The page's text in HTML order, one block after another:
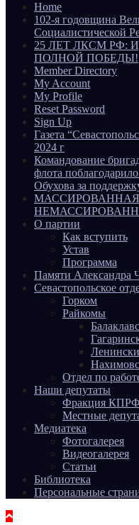
Home
102-я годовщина
Социалистической
25 ЛЕТ ЛКСМ РФ:
ПОЛНОЙ ПОБЕДЫ!
Member Directory
My Account
My Profile
Reset Password
Sign Up
Газета
2024 г
Командование
флота
Обухова за
О партии
Как вступить
Устав
Программа
Памяти Александра
Севастопольское
Горком
Райкомы
Отдел по
Наши депутаты
Фракция КПРФ
Местные
Медиатека
Фотогалерея
Видеогалерея
Статьи
Библиотека
Персональные